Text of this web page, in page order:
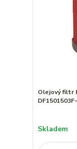
Olejový filtr
Skladem